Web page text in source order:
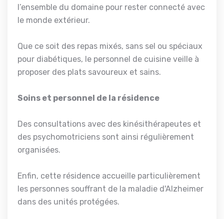
l’ensemble du domaine pour rester connecté avec
le monde extérieur.
Que ce soit des repas mixés, sans sel ou spéciaux
pour diabétiques, le personnel de cuisine veille à
proposer des plats savoureux et sains.
Soins et personnel de la résidence
Des consultations avec des kinésithérapeutes et
des psychomotriciens sont ainsi régulièrement
organisées.
Enfin, cette résidence accueille particulièrement
les personnes souffrant de la maladie d'Alzheimer
dans des unités protégées.